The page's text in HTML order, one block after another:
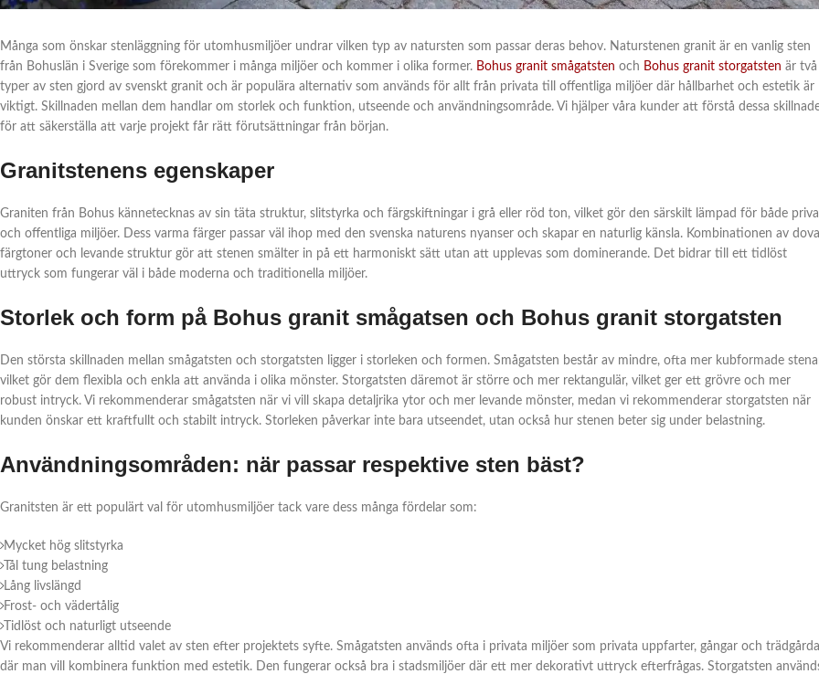
Många som önskar stenläggning för utomhusmiljöer undrar vilken typ av natursten som passar deras behov. Naturstenen granit är en vanlig sten
från Bohuslän i Sverige som förekommer i många miljöer och kommer i olika former. Bohus granit smågatsten och Bohus granit storgatsten är två
typer av sten gjord av svenskt granit och är populära alternativ som används för allt från privata till offentliga miljöer där hållbarhet och estetik är
viktigt. Skillnaden mellan dem handlar om storlek och funktion, utseende och användningsområde. Vi hjälper våra kunder att förstå dessa
för att säkerställa att varje projekt får rätt förutsättningar från början.
Granitstenens egenskaper
Graniten från Bohus kännetecknas av sin täta struktur, slitstyrka och färgskiftningar i grå eller röd ton, vilket gör den särskilt lämpad för både
och offentliga miljöer. Dess varma färger passar väl ihop med den svenska naturens nyanser och skapar en naturlig känsla. Kombinationen av dova
färgtoner och levande struktur gör att stenen smälter in på ett harmoniskt sätt utan att upplevas som dominerande. Det bidrar till ett tidlöst
uttryck som fungerar väl i både moderna och traditionella miljöer.
Storlek och form på Bohus granit smågatsen och Bohus granit storgatsten
Den största skillnaden mellan smågatsten och storgatsten ligger i storleken och formen. Smågatsten består av mindre, ofta mer kubformade
vilket gör dem flexibla och enkla att använda i olika mönster. Storgatsten däremot är större och mer rektangulär, vilket ger ett grövre och mer
robust intryck. Vi rekommenderar smågatsten när vi vill skapa detaljrika ytor och mer levande mönster, medan vi rekommenderar storgatsten när
kunden önskar ett kraftfullt och stabilt intryck. Storleken påverkar inte bara utseendet, utan också hur stenen beter sig under belastning.
Användningsområden: när passar respektive sten bäst?
Granitsten är ett populärt val för utomhusmiljöer tack vare dess många fördelar som:
Mycket hög slitstyrka
Tål tung belastning
Lång livslängd
Frost- och vädertålig
Tidlöst och naturligt utseende
Vi rekommenderar alltid valet av sten efter projektets syfte. Smågatsten används ofta i privata miljöer som privata uppfarter, gångar och
där man vill kombinera funktion med estetik. Den fungerar också bra i stadsmiljöer där ett mer dekorativt uttryck efterfrågas. Storgatsten